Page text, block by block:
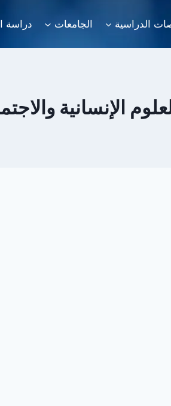
الدراسية الجامعات دراسة
الإنسانية